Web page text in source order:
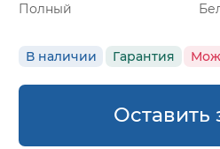
Полный
В наличии Гарантия
Оставить